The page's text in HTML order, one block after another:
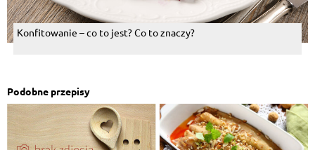
Konfitowanie – co to jest? Co to znaczy?
Podobne przepisy